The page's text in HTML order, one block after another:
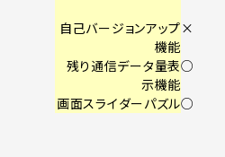
自己バージョンアップ
機能
×
残り通信データ量表
示機能
○
画面スライダーパズル○